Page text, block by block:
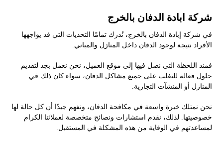
شركة ابادة الدفان بالخرج
في شركة إبادة الدفان بالخرج، نُدرك تمامًا التحديات التي قد يواجهها
الأفراد نتيجة لوجود الدفان داخل المنازل والمباني.
فمنذ اللحظة التي نصل فيها إلى موقع العميل، نحن نعمل بجد لتقديم
حلول فعالة للتغلب على جميع مشاكل الدفان، سواء كان ذلك في
المنازل أو المنشآت التجارية.
نحن نمتلك خبرة واسعة في مكافحة الدفان، ونفهم جيدًا أن كل حالة لها
خصوصيتها. لذلك، نقدم استشارات ونصائح متخصصة لعملائنا الكرام
لمساعدتهم في الوقاية من هذه المشكلة في المستقبل.